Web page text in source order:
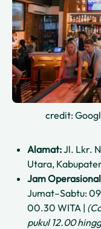
credit:
Alamat:Jl. Lkr.
Utara,
Jam
Jumat–Sabtu:
00.30 WITA |
pukul 12.00